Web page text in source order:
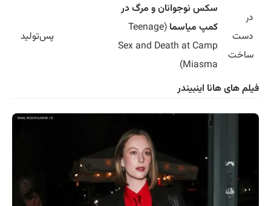
در
دست
ساخت
سکس نوجوانان و مرگ در
کمپ میاسما (Teenage
Sex and Death at Camp
Miasma)
پس‌تولید
فیلم های هانا اینبیندر